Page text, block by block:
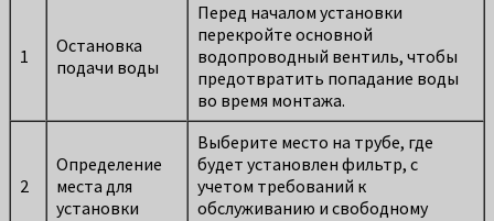
1
Остановка
подачи воды
Перед началом установки
перекройте основной
водопроводный вентиль, чтобы
предотвратить попадание воды
во время монтажа.
2
Определение
места для
установки
Выберите место на трубе, где
будет установлен фильтр, с
учетом требований к
обслуживанию и свободному